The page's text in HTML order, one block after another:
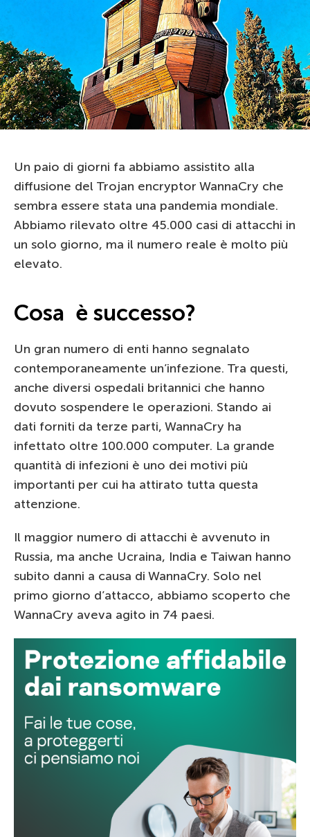
Un paio di giorni fa abbiamo assistito alla
diffusione del Trojan encryptor WannaCry che
sembra essere stata una pandemia mondiale.
Abbiamo rilevato oltre 45.000 casi di attacchi in
un solo giorno, ma il numero reale è molto più
elevato.
Cosa è successo?
Un gran numero di enti hanno segnalato
contemporaneamente un’infezione. Tra questi,
anche diversi ospedali britannici che hanno
dovuto sospendere le operazioni. Stando ai
dati forniti da terze parti, WannaCry ha
infettato oltre 100.000 computer. La grande
quantità di infezioni è uno dei motivi più
importanti per cui ha attirato tutta questa
attenzione.
Il maggior numero di attacchi è avvenuto in
Russia, ma anche Ucraina, India e Taiwan hanno
subito danni a causa di WannaCry. Solo nel
primo giorno d’attacco, abbiamo scoperto che
WannaCry aveva agito in 74 paesi.